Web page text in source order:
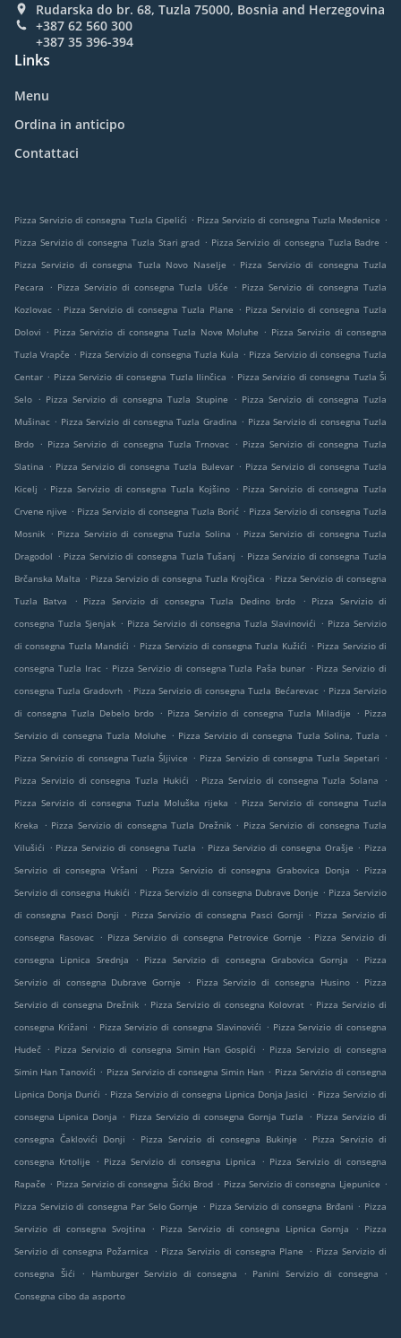
Rudarska do br. 68, Tuzla 75000, Bosnia and Herzegovina
+387 62 560 300
+387 35 396-394
Links
Menu
Ordina in anticipo
Contattaci
Pizza Servizio di consegna Tuzla Cipelići . Pizza Servizio di consegna Tuzla Medenice .
Pizza Servizio di consegna Tuzla Stari grad . Pizza Servizio di consegna Tuzla Badre .
Pizza Servizio di consegna Tuzla Novo Naselje
. Pizza Servizio di consegna Tuzla
Pecara
. Pizza Servizio di consegna Tuzla Ušće . Pizza Servizio di consegna Tuzla
Kozlovac . Pizza Servizio di consegna Tuzla Plane . Pizza Servizio di consegna Tuzla
Dolovi . Pizza Servizio di consegna Tuzla Nove Moluhe . Pizza Servizio di consegna
Tuzla Vrapče . Pizza Servizio di consegna Tuzla Kula . Pizza Servizio di consegna Tuzla
Centar . Pizza Servizio di consegna Tuzla Ilinčica . Pizza Servizio di consegna Tuzla Ši
Selo . Pizza Servizio di consegna Tuzla Stupine . Pizza Servizio di consegna Tuzla
Mušinac . Pizza Servizio di consegna Tuzla Gradina . Pizza Servizio di consegna Tuzla
Brdo . Pizza Servizio di consegna Tuzla Trnovac . Pizza Servizio di consegna Tuzla
Slatina . Pizza Servizio di consegna Tuzla Bulevar . Pizza Servizio di consegna Tuzla
Kicelj
. Pizza Servizio di consegna Tuzla Kojšino . Pizza Servizio di consegna Tuzla
Crvene njive . Pizza Servizio di consegna Tuzla Borić . Pizza Servizio di consegna Tuzla
Mosnik . Pizza Servizio di consegna Tuzla Solina . Pizza Servizio di consegna Tuzla
Dragodol . Pizza Servizio di consegna Tuzla Tušanj . Pizza Servizio di consegna Tuzla
Brčanska Malta . Pizza Servizio di consegna Tuzla Krojčica . Pizza Servizio di consegna
Tuzla Batva
. Pizza Servizio di consegna Tuzla Dedino brdo . Pizza Servizio di
consegna Tuzla Sjenjak . Pizza Servizio di consegna Tuzla Slavinovići . Pizza Servizio
di consegna Tuzla Mandići . Pizza Servizio di consegna Tuzla Kužići . Pizza Servizio di
consegna Tuzla Irac . Pizza Servizio di consegna Tuzla Paša bunar . Pizza Servizio di
consegna Tuzla Gradovrh . Pizza Servizio di consegna Tuzla Bećarevac . Pizza Servizio
di consegna Tuzla Debelo brdo . Pizza Servizio di consegna Tuzla Miladije . Pizza
Servizio di consegna Tuzla Moluhe . Pizza Servizio di consegna Tuzla Solina, Tuzla .
Pizza Servizio di consegna Tuzla Šljivice . Pizza Servizio di consegna Tuzla Sepetari .
Pizza Servizio di consegna Tuzla Hukići
. Pizza Servizio di consegna Tuzla Solana
.
Pizza Servizio di consegna Tuzla Moluška rijeka
. Pizza Servizio di consegna Tuzla
Kreka
. Pizza Servizio di consegna Tuzla Drežnik . Pizza Servizio di consegna Tuzla
Vilušići . Pizza Servizio di consegna Tuzla . Pizza Servizio di consegna Orašje . Pizza
Servizio di consegna Vršani
. Pizza Servizio di consegna Grabovica Donja . Pizza
Servizio di consegna Hukići . Pizza Servizio di consegna Dubrave Donje . Pizza Servizio
di consegna Pasci Donji . Pizza Servizio di consegna Pasci Gornji . Pizza Servizio di
consegna Rasovac . Pizza Servizio di consegna Petrovice Gornje . Pizza Servizio di
consegna Lipnica Srednja
. Pizza Servizio di consegna Grabovica Gornja . Pizza
Servizio di consegna Dubrave Gornje
. Pizza Servizio di consegna Husino . Pizza
Servizio di consegna Drežnik . Pizza Servizio di consegna Kolovrat . Pizza Servizio di
consegna Križani . Pizza Servizio di consegna Slavinovići . Pizza Servizio di consegna
Hudeč . Pizza Servizio di consegna Simin Han Gospići . Pizza Servizio di consegna
Simin Han Tanovići . Pizza Servizio di consegna Simin Han . Pizza Servizio di consegna
Lipnica Donja Durići . Pizza Servizio di consegna Lipnica Donja Jasici . Pizza Servizio di
consegna Lipnica Donja . Pizza Servizio di consegna Gornja Tuzla . Pizza Servizio di
consegna Čaklovići Donji
. Pizza Servizio di consegna Bukinje . Pizza Servizio di
consegna Krtolije
. Pizza Servizio di consegna Lipnica . Pizza Servizio di consegna
Rapače . Pizza Servizio di consegna Šićki Brod . Pizza Servizio di consegna Ljepunice .
Pizza Servizio di consegna Par Selo Gornje . Pizza Servizio di consegna Brđani . Pizza
Servizio di consegna Svojtina
. Pizza Servizio di consegna Lipnica Gornja . Pizza
Servizio di consegna Požarnica
. Pizza Servizio di consegna Plane . Pizza Servizio di
consegna Šići
. Hamburger Servizio di consegna . Panini Servizio di consegna
.
Consegna cibo da asporto